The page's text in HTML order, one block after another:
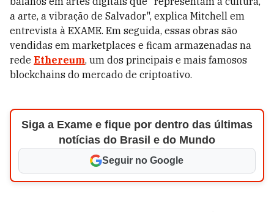
a arte, a vibração de Salvador", explica Mitchell em
entrevista à EXAME. Em seguida, essas obras são
vendidas em marketplaces e ficam armazenadas na
rede Ethereum, um dos principais e mais famosos
blockchains do mercado de criptoativo.
Siga a Exame e fique por dentro das últimas
notícias do Brasil e do Mundo
Seguir no Google